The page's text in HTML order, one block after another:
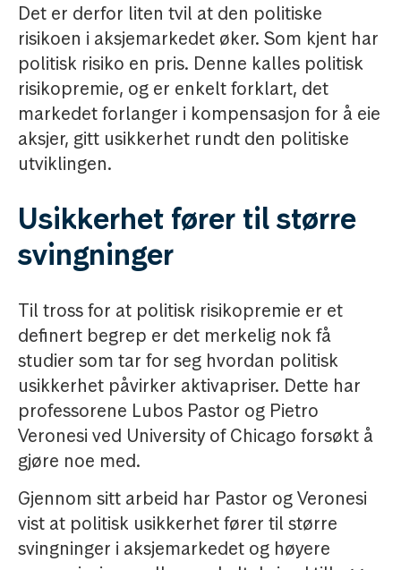
Det er derfor liten tvil at den politiske
risikoen i aksjemarkedet øker. Som kjent har
politisk risiko en pris. Denne kalles politisk
risikopremie, og er enkelt forklart, det
markedet forlanger i kompensasjon for å eie
aksjer, gitt usikkerhet rundt den politiske
utviklingen.
Usikkerhet fører til større
svingninger
Til tross for at politisk risikopremie er et
definert begrep er det merkelig nok få
studier som tar for seg hvordan politisk
usikkerhet påvirker aktivapriser. Dette har
professorene Lubos Pastor og Pietro
Veronesi ved University of Chicago forsøkt å
gjøre noe med.
Gjennom sitt arbeid har Pastor og Veronesi
vist at politisk usikkerhet fører til større
svingninger i aksjemarkedet og høyere